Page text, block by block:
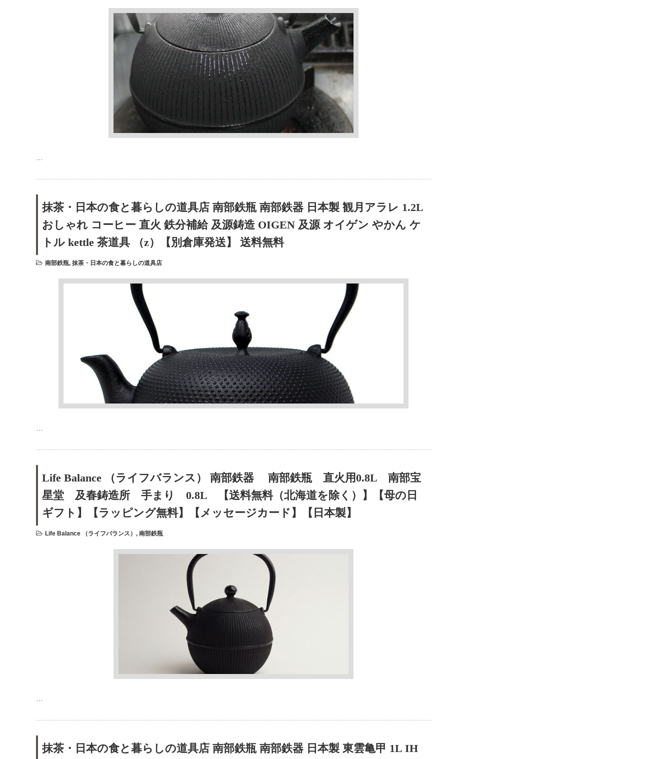
抹茶・日本の食と暮らしの道具店 南部鉄瓶 南部鉄器 日本製 観月アラレ 1.2L
おしゃれ コーヒー 直火 鉄分補給 及源鋳造 OIGEN 及源 オイゲン やかん ケ
トル kettle 茶道具 （z）【別倉庫発送】 送料無料
南部鉄瓶, 抹茶・日本の食と暮らしの道具店
Life Balance （ライフバランス） 南部鉄器 南部鉄瓶 直火用0.8L 南部宝
星堂 及春鋳造所 手まり 0.8L 【送料無料（北海道を除く）】【母の日
ギフト】【ラッピング無料】【メッセージカード】【日本製】
Life Balance （ライフバランス） , 南部鉄瓶
抹茶・日本の食と暮らしの道具店 南部鉄瓶 南部鉄器 日本製 東雲亀甲 1L IH